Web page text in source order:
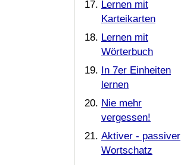
Lernen mit
Karteikarten
Lernen mit
Wörterbuch
In 7er Einheiten
lernen
Nie mehr
vergessen!
Aktiver - passiver
Wortschatz